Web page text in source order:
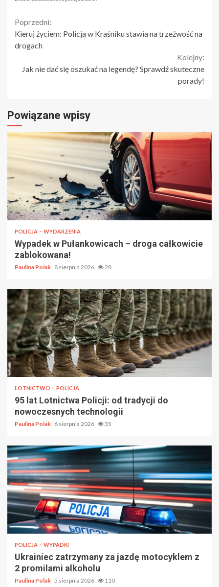
Continue
Reading
Poprzedni:
Kieruj życiem: Policja w Kraśniku stawia na trzeźwość na
drogach
Kolejny:
Jak nie dać się oszukać na legendę? Sprawdź skuteczne
porady!
Powiązane wpisy
POLICJA WYDARZENIA
Wypadek w Pułankowicach – droga całkowicie
zablokowana!
Paulina Polak 8 sierpnia 2026 28
LOTNICTWO POLICJA
95 lat Lotnictwa Policji: od tradycji do
nowoczesnych technologii
Paulina Polak 6 sierpnia 2026 35
POLICJA WYPADKI
Ukrainiec zatrzymany za jazdę motocyklem z
2 promilami alkoholu
Paulina Polak 5 sierpnia 2026 110